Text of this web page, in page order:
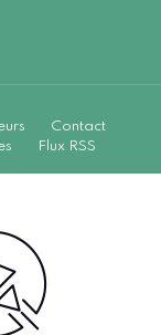
Contact
Flux RSS